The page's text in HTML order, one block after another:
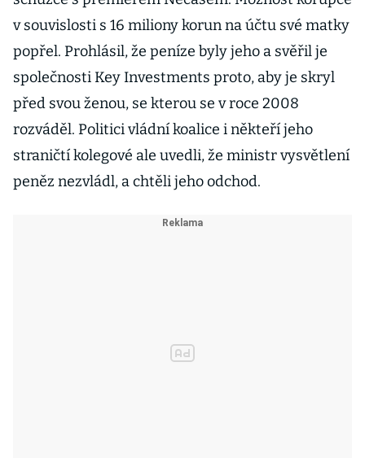
v souvislosti s 16 miliony korun na účtu své matky
popřel. Prohlásil, že peníze byly jeho a svěřil je
společnosti Key Investments proto, aby je skryl
před svou ženou, se kterou se v roce 2008
rozváděl. Politici vládní koalice i někteří jeho
straničtí kolegové ale uvedli, že ministr vysvětlení
peněz nezvládl, a chtěli jeho odchod.